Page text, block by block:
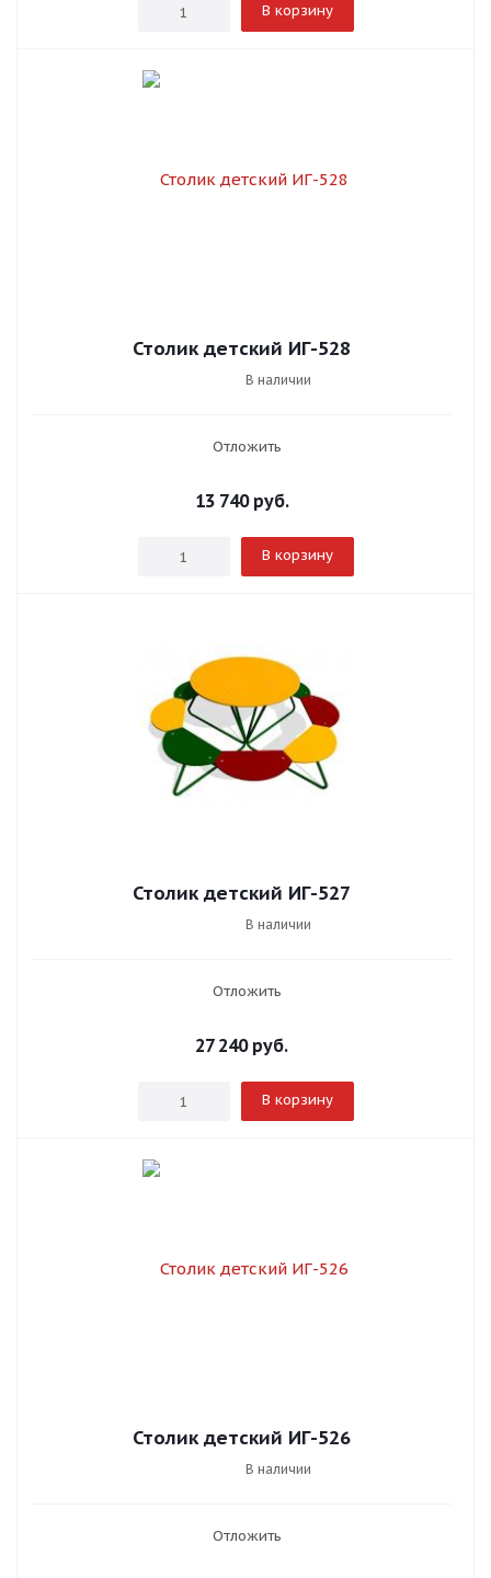
В корзину
Столик детский ИГ-528
В наличии
Отложить
13 740руб.
В корзину
Столик детский ИГ-527
В наличии
Отложить
27 240руб.
В корзину
Столик детский ИГ-526
В наличии
Отложить